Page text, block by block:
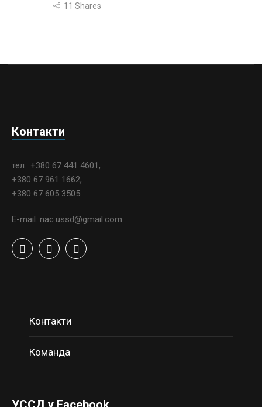
11 Shares
Контакти
тел.: +380 67 441 4601,
+380 67 961 1662,
+380 67 605 3505
E-mail: nac.ussd@gmail.com
Контакти
Команда